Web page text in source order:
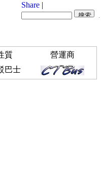
Share |
質
營運商
巴士